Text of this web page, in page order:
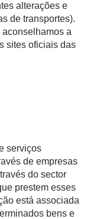
alterações e
de transportes).
a
sites oficiais das
serviços
de empresas
do sector
prestem esses
está associada
bens e